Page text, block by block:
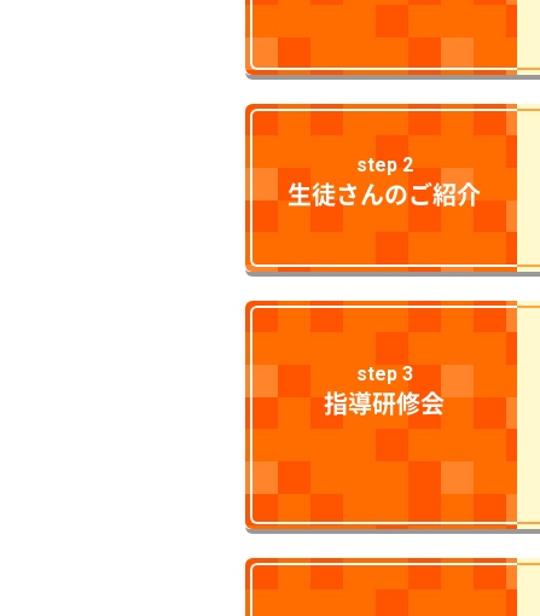
step 2
生徒さんのご紹介
step 3
指導研修会